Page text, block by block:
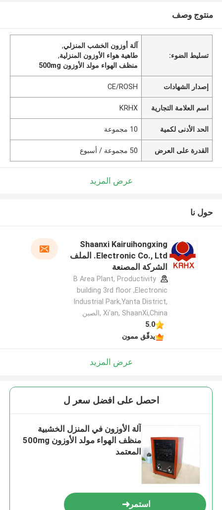
منتوج وصف
تسليط الضوء:
آلة أوزون الخشب المنزلي,
طاهية هواء الأوزون المنزلية,
منظف الهواء مولد الأوزون 500mg
إصدار الشهادات CE/ROSH
اسم العلامة التجارية KRHX
الحد الأدنى لكمية 10 مجموعة
القدرة على العرض 50 مجموعة / أسبوع
عرض المزيد
حول نا
Shaanxi Kairuihongxing
Electronic Co., Ltd. الملف
الشركة المصنعة
B Area Plant, Productivity
building 3rd floor ,Electronic
Industrial Park,Yanta District,
Xi'an, ShaanXi,China ,الصين
5.0
يدقّق ممون
عرض المزيد
احصل على افضل سعر ل
آلة الأوزون في المنزل الخشبية
منظف الهواء مولد الأوزون 500mg
المعتمد
استمر